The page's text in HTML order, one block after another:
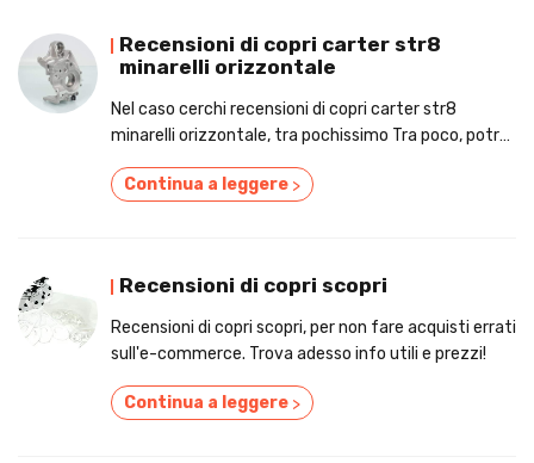
Recensioni di copri carter str8
minarelli orizzontale
Nel caso cerchi recensioni di copri carter str8
minarelli orizzontale, tra pochissimo Tra poco, potrai
Continua a leggere >
Recensioni di copri scopri
Recensioni di copri scopri, per non fare acquisti errati
sull'e-commerce. Trova adesso info utili e prezzi!
Continua a leggere >